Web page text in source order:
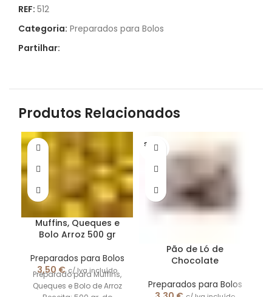
REF: 512
Categoria: Preparados para Bolos
Partilhar:
Produtos Relacionados
Muffins, Queques e
Bolo Arroz 500 gr
Preparados para Bolos
3,50€ c/ Iva incluído
Preparado para Muffins,
Queques e Bolo de Arroz
S/STO
CK
Pão de Ló de
Chocolate
Preparados para Bolos